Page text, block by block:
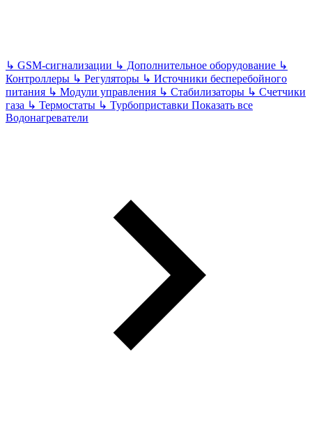
↳ GSM-сигнализации ↳ Дополнительное оборудование ↳
Контроллеры ↳ Регуляторы ↳ Источники бесперебойного
питания ↳ Модули управления ↳ Стабилизаторы ↳ Счетчики
газа ↳ Термостаты ↳ Турбоприставки Показать все
Водонагреватели